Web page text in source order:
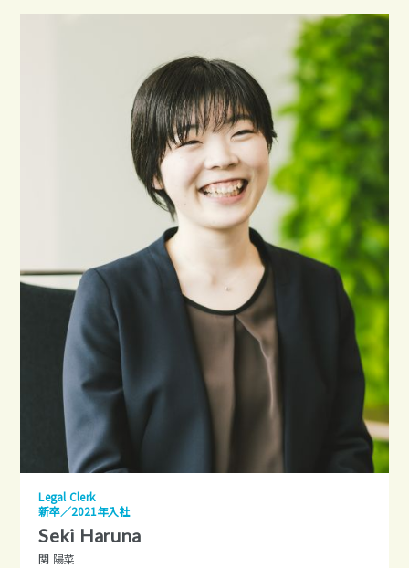
Legal Clerk
新卒／2021年入社
Seki Haruna
関 陽菜